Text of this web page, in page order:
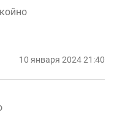
10 января 2024 21:40